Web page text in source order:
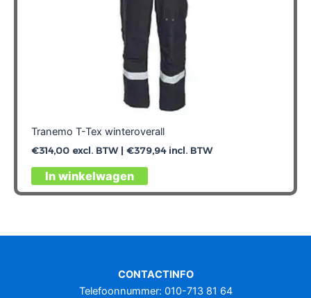
Tranemo T-Tex winteroverall
€314,00excl. BTW | €379,94incl. BTW
In winkelwagen
Dit
product
variaties.
optie
CONTACTINFO
Telefoonnummer: 010-713 81 64